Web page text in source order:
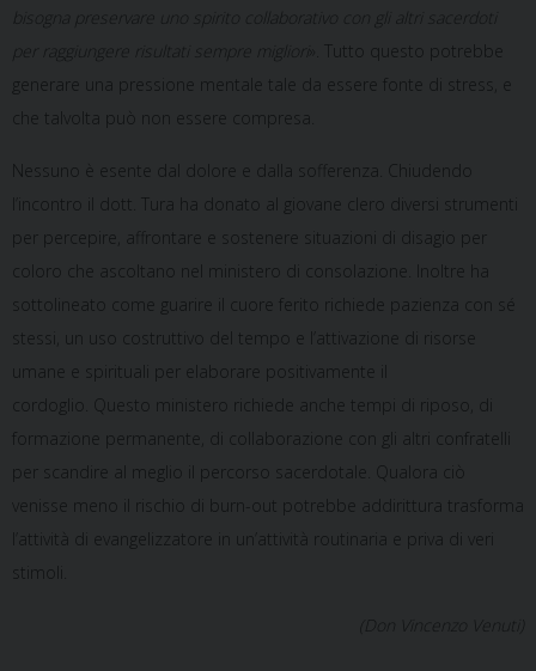
». Tutto questo potrebbe
generare una pressione mentale tale da essere fonte di stress, e
che talvolta può non essere compresa.
Nessuno è esente dal dolore e dalla sofferenza. Chiudendo
l’incontro il dott. Tura ha donato al giovane clero diversi strumenti
per percepire, affrontare e sostenere situazioni di disagio per
coloro che ascoltano nel ministero di consolazione. Inoltre ha
sottolineato come guarire il cuore ferito richiede pazienza con sé
stessi, un uso costruttivo del tempo e l’attivazione di risorse
umane e spirituali per elaborare positivamente il
cordoglio. Questo ministero richiede anche tempi di riposo, di
formazione permanente, di collaborazione con gli altri confratelli
per scandire al meglio il percorso sacerdotale. Qualora ciò
venisse meno il rischio di burn-out potrebbe addirittura trasforma
l’attività di evangelizzatore in un’attività routinaria e priva di veri
stimoli.
(Don Vincenzo Venuti)